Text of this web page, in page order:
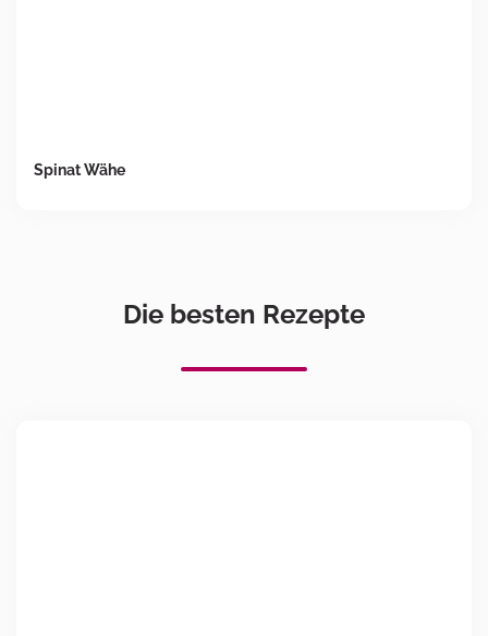
Spinat Wähe
Die besten Rezepte